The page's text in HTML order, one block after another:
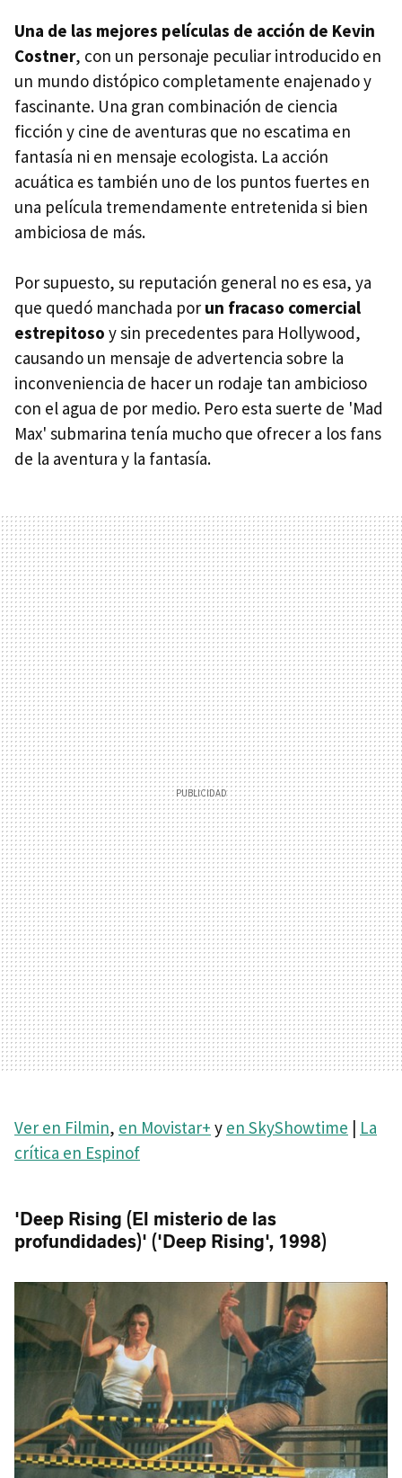
Una de las mejores películas de acción de Kevin
Costner, con un personaje peculiar introducido en
un mundo distópico completamente enajenado y
fascinante. Una gran combinación de ciencia
ficción y cine de aventuras que no escatima en
fantasía ni en mensaje ecologista. La acción
acuática es también uno de los puntos fuertes en
una película tremendamente entretenida si bien
ambiciosa de más.
Por supuesto, su reputación general no es esa, ya
que quedó manchada por un fracaso comercial
estrepitoso y sin precedentes para Hollywood,
causando un mensaje de advertencia sobre la
inconveniencia de hacer un rodaje tan ambicioso
con el agua de por medio. Pero esta suerte de 'Mad
Max' submarina tenía mucho que ofrecer a los fans
de la aventura y la fantasía.
Ver en Filmin, en Movistar+ y en SkyShowtime | La
crítica en Espinof
'Deep Rising (El misterio de las
profundidades)' ('Deep Rising', 1998)